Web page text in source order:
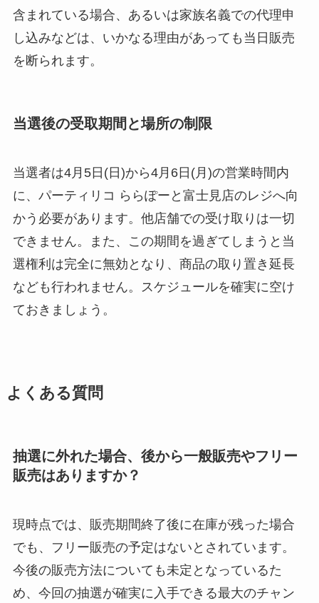
含まれている場合、あるいは家族名義での代理申
し込みなどは、いかなる理由があっても当日販売
を断られます。
当選後の受取期間と場所の制限
当選者は4月5日(日)から4月6日(月)の営業時間内
に、パーティリコ ららぽーと富士見店のレジへ向
かう必要があります。他店舗での受け取りは一切
できません。また、この期間を過ぎてしまうと当
選権利は完全に無効となり、商品の取り置き延長
なども行われません。スケジュールを確実に空け
ておきましょう。
よくある質問
抽選に外れた場合、後から一般販売やフリー
販売はありますか？
現時点では、販売期間終了後に在庫が残った場合
でも、フリー販売の予定はないとされています。
今後の販売方法についても未定となっているた
め、今回の抽選が確実に入手できる最大のチャン